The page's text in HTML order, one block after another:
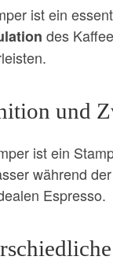
ist ein
des
und
ist ein
während
Espresso.